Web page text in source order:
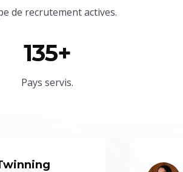
de recrutement actives.
135+
Pays servis.